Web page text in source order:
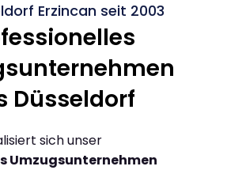
Erzincan seit 2003
Düsseldorf
sich unser
Umzugsunternehmen